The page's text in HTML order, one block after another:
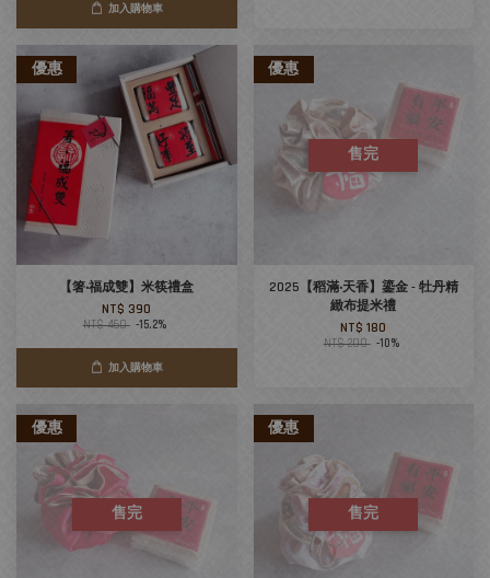
加入購物車
優惠
【箸‧福成雙】米筷禮盒
NT$ 390
NT$ 460 -15.2%
加入購物車
優惠
售完
2025【稻滿‧天香】鎏金 - 牡丹精
緻布提米禮
NT$ 180
NT$ 200 -10%
優惠
售完
優惠
售完